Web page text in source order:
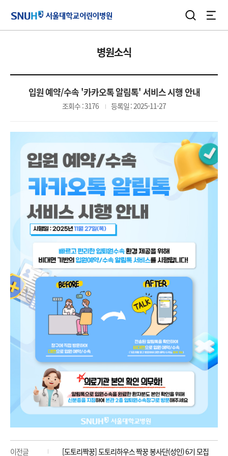
검색
병원소식
입원 예약/수속 '카카오톡 알림톡' 서비스 시행 안내
조회수 : 3176 등록일 : 2025-11-27
이전글 [도토리짝꿍] 도토리하우스 짝꿍 봉사단(성인) 6기 모집